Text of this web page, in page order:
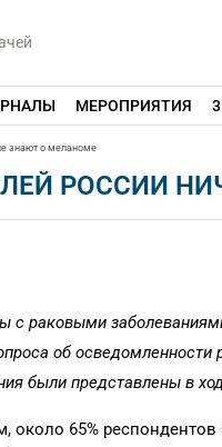
МЕРОПРИЯТИЯ
знают о меланоме
РОССИИ
раковыми
об
были представлены в
65%